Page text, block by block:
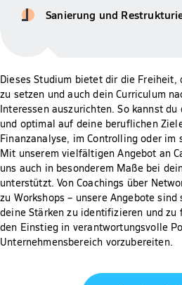
Sanierung und
Dieses Studium bietet dir die Freiheit,
zu setzen und auch dein Curriculum
Interessen auszurichten. So kannst
und optimal auf deine beruflichen
Finanzanalyse, im Controlling oder im
Mit unserem vielfältigen Angebot an
uns auch in besonderem Maße bei
unterstützt. Von Coachings über
zu Workshops – unsere Angebote
deine Stärken zu identifizieren und
den Einstieg in verantwortungsvolle
Unternehmensbereich vorzubereiten.